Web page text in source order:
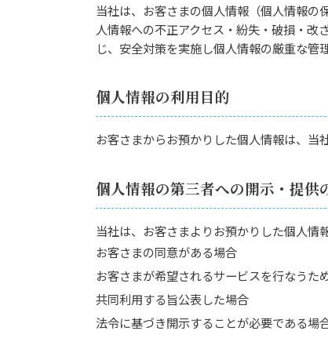
当社は、お客さまの個人情報（個人情報
人情報への不正アクセス・紛失・破損・
じ、安全対策を実施し個人情報の厳重な管
個人情報の利用目的
お客さまからお預かりした個人情報は、当
個人情報の第三者への開示・提供
当社は、お客さまよりお預かりした個人情
お客さまの同意がある場合
お客さまが希望されるサービスを行なう
共同利用する旨公表した場合
法令に基づき開示することが必要である場